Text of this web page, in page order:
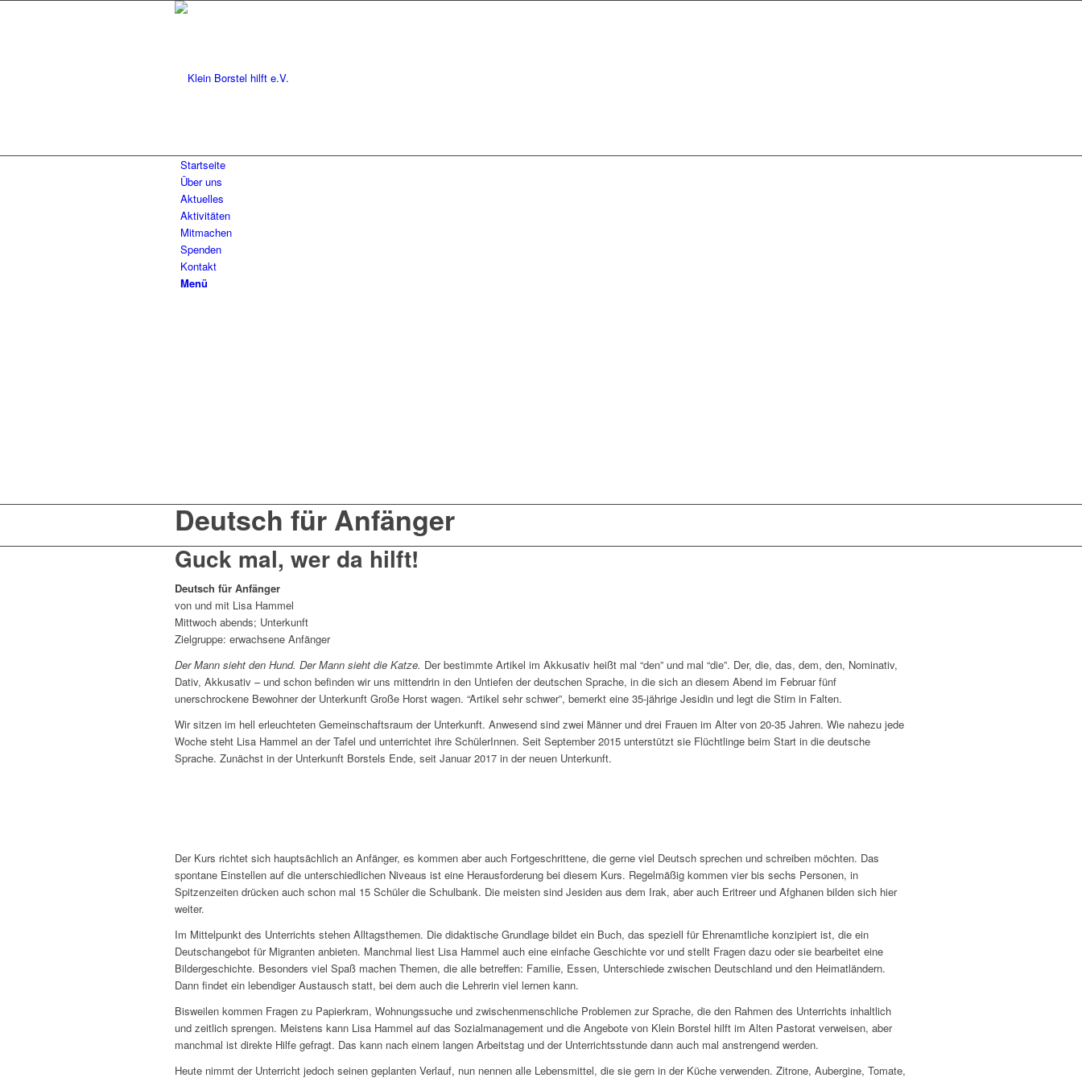
Startseite
Über uns
Aktuelles
Aktivitäten
Mitmachen
Spenden
Kontakt
Menü
Deutsch für Anfänger
Guck mal, wer da hilft!
Deutsch für Anfänger
von und mit Lisa Hammel
Mittwoch abends; Unterkunft
Zielgruppe: erwachsene Anfänger
Der Mann sieht den Hund. Der Mann sieht die Katze. Der bestimmte Artikel im Akkusativ heißt mal “den” und mal “die”. Der, die, das, dem, den, Nominativ,
Dativ, Akkusativ – und schon befinden wir uns mittendrin in den Untiefen der deutschen Sprache, in die sich an diesem Abend im Februar fünf
unerschrockene Bewohner der Unterkunft Große Horst wagen. “Artikel sehr schwer”, bemerkt eine 35-jährige Jesidin und legt die Stirn in Falten.
Wir sitzen im hell erleuchteten Gemeinschaftsraum der Unterkunft. Anwesend sind zwei Männer und drei Frauen im Alter von 20-35 Jahren. Wie nahezu jede
Woche steht Lisa Hammel an der Tafel und unterrichtet ihre SchülerInnen. Seit September 2015 unterstützt sie Flüchtlinge beim Start in die deutsche
Sprache. Zunächst in der Unterkunft Borstels Ende, seit Januar 2017 in der neuen Unterkunft.
Der Kurs richtet sich hauptsächlich an Anfänger, es kommen aber auch Fortgeschrittene, die gerne viel Deutsch sprechen und schreiben möchten. Das
spontane Einstellen auf die unterschiedlichen Niveaus ist eine Herausforderung bei diesem Kurs. Regelmäßig kommen vier bis sechs Personen, in
Spitzenzeiten drücken auch schon mal 15 Schüler die Schulbank. Die meisten sind Jesiden aus dem Irak, aber auch Eritreer und Afghanen bilden sich hier
weiter.
Im Mittelpunkt des Unterrichts stehen Alltagsthemen. Die didaktische Grundlage bildet ein Buch, das speziell für Ehrenamtliche konzipiert ist, die ein
Deutschangebot für Migranten anbieten. Manchmal liest Lisa Hammel auch eine einfache Geschichte vor und stellt Fragen dazu oder sie bearbeitet eine
Bildergeschichte. Besonders viel Spaß machen Themen, die alle betreffen: Familie, Essen, Unterschiede zwischen Deutschland und den Heimatländern.
Dann findet ein lebendiger Austausch statt, bei dem auch die Lehrerin viel lernen kann.
Bisweilen kommen Fragen zu Papierkram, Wohnungssuche und zwischenmenschliche Problemen zur Sprache, die den Rahmen des Unterrichts inhaltlich
und zeitlich sprengen. Meistens kann Lisa Hammel auf das Sozialmanagement und die Angebote von Klein Borstel hilft im Alten Pastorat verweisen, aber
manchmal ist direkte Hilfe gefragt. Das kann nach einem langen Arbeitstag und der Unterrichtsstunde dann auch mal anstrengend werden.
Heute nimmt der Unterricht jedoch seinen geplanten Verlauf, nun nennen alle Lebensmittel, die sie gern in der Küche verwenden. Zitrone, Aubergine, Tomate,